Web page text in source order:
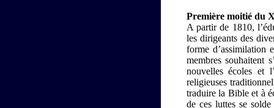
Première moitié du
A partir de 1810,
les dirigeants des
forme d’assimilation
membres souhaitent
nouvelles écoles et
religieuses
traduire la Bible et à
de ces luttes se